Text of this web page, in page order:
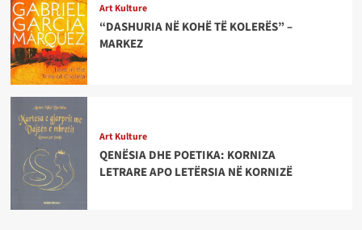
Art Kulture
“DASHURIA NË KOHË TË KOLERËS” –
MARKEZ
Art Kulture
QENËSIA DHE POETIKA: KORNIZA
LETRARE APO LETËRSIA NË KORNIZË